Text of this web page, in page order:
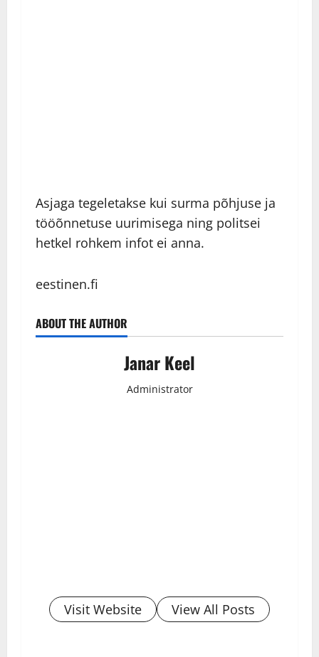
Asjaga tegeletakse kui surma põhjuse ja
tööõnnetuse uurimisega ning politsei
hetkel rohkem infot ei anna.
eestinen.fi
ABOUT THE AUTHOR
Janar Keel
Administrator
Visit Website View All Posts